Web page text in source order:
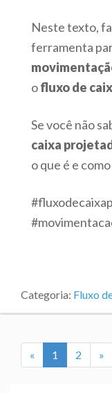
Neste texto,
ferramenta
ofluxo de
Se você não
caixa
o que é e
Categoria: Fluxo
« 1
c
2 »